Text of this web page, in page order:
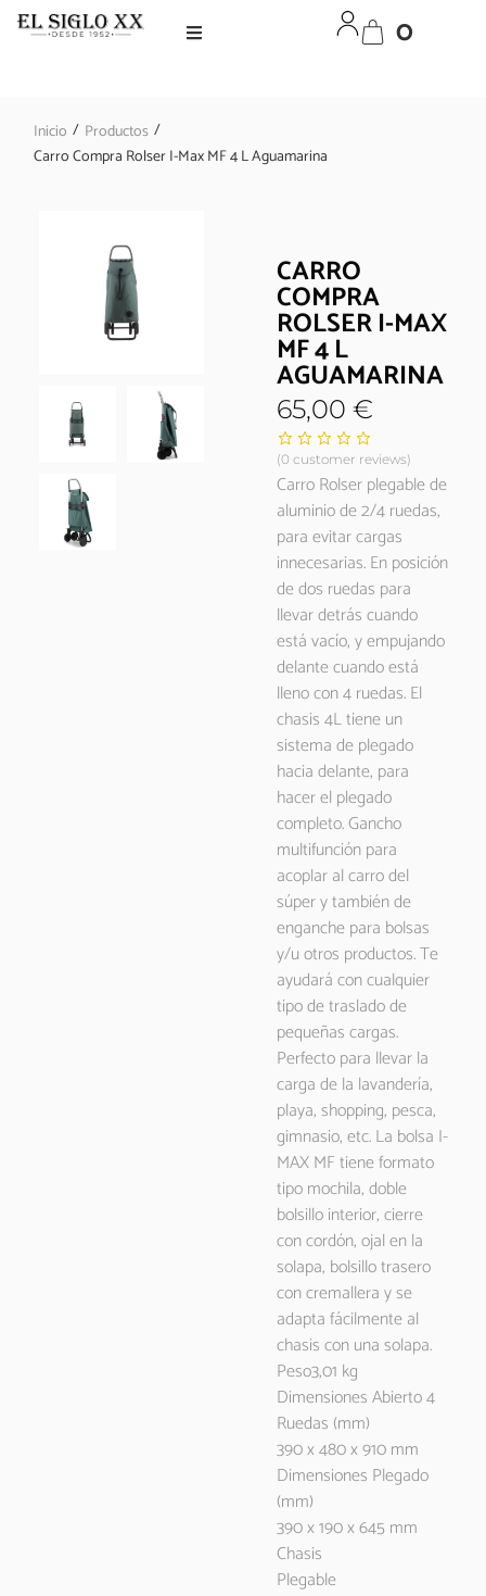
0
Inicio / Productos /
Carro Compra Rolser I-Max MF 4 L Aguamarina
CARRO
COMPRA
ROLSER I-MAX
MF 4 L
AGUAMARINA
65,00€
(0 customer reviews)
Carro Rolser plegable de
aluminio de 2/4 ruedas,
para evitar cargas
innecesarias. En posición
de dos ruedas para
llevar detrás cuando
está vacío, y empujando
delante cuando está
lleno con 4 ruedas. El
chasis 4L tiene un
sistema de plegado
hacia delante, para
hacer el plegado
completo. Gancho
multifunción para
acoplar al carro del
súper y también de
enganche para bolsas
y/u otros productos. Te
ayudará con cualquier
tipo de traslado de
pequeñas cargas.
Perfecto para llevar la
carga de la lavandería,
playa, shopping, pesca,
gimnasio, etc. La bolsa I-
MAX MF tiene formato
tipo mochila, doble
bolsillo interior, cierre
con cordón, ojal en la
solapa, bolsillo trasero
con cremallera y se
adapta fácilmente al
chasis con una solapa.
Peso3,01 kg
Dimensiones Abierto 4
Ruedas (mm)
390 x 480 x 910 mm
Dimensiones Plegado
(mm)
390 x 190 x 645 mm
Chasis
Plegable